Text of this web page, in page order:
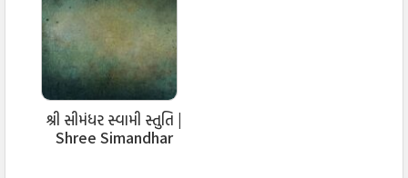
શ્રી સીમંધર સ્વામી સ્તુતિ |
Shree Simandhar